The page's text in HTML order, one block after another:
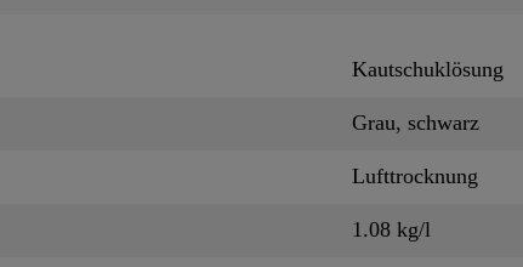
Kautschuklösung
Grau, schwarz
Lufttrocknung
1.08 kg/l